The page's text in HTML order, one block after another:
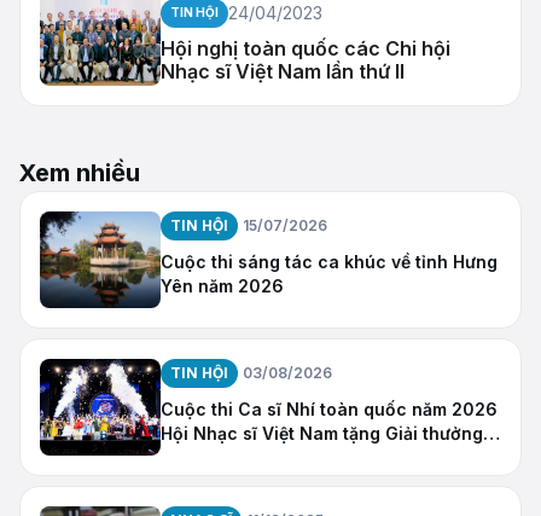
TIN HỘI 24/04/2023
Hội nghị toàn quốc các Chi hội
Nhạc sĩ Việt Nam lần thứ II
Xem nhiều
TIN HỘI 15/07/2026
Cuộc thi sáng tác ca khúc về tỉnh Hưng
Yên năm 2026
TIN HỘI 03/08/2026
Cuộc thi Ca sĩ Nhí toàn quốc năm 2026
Hội Nhạc sĩ Việt Nam tặng Giải thưởng